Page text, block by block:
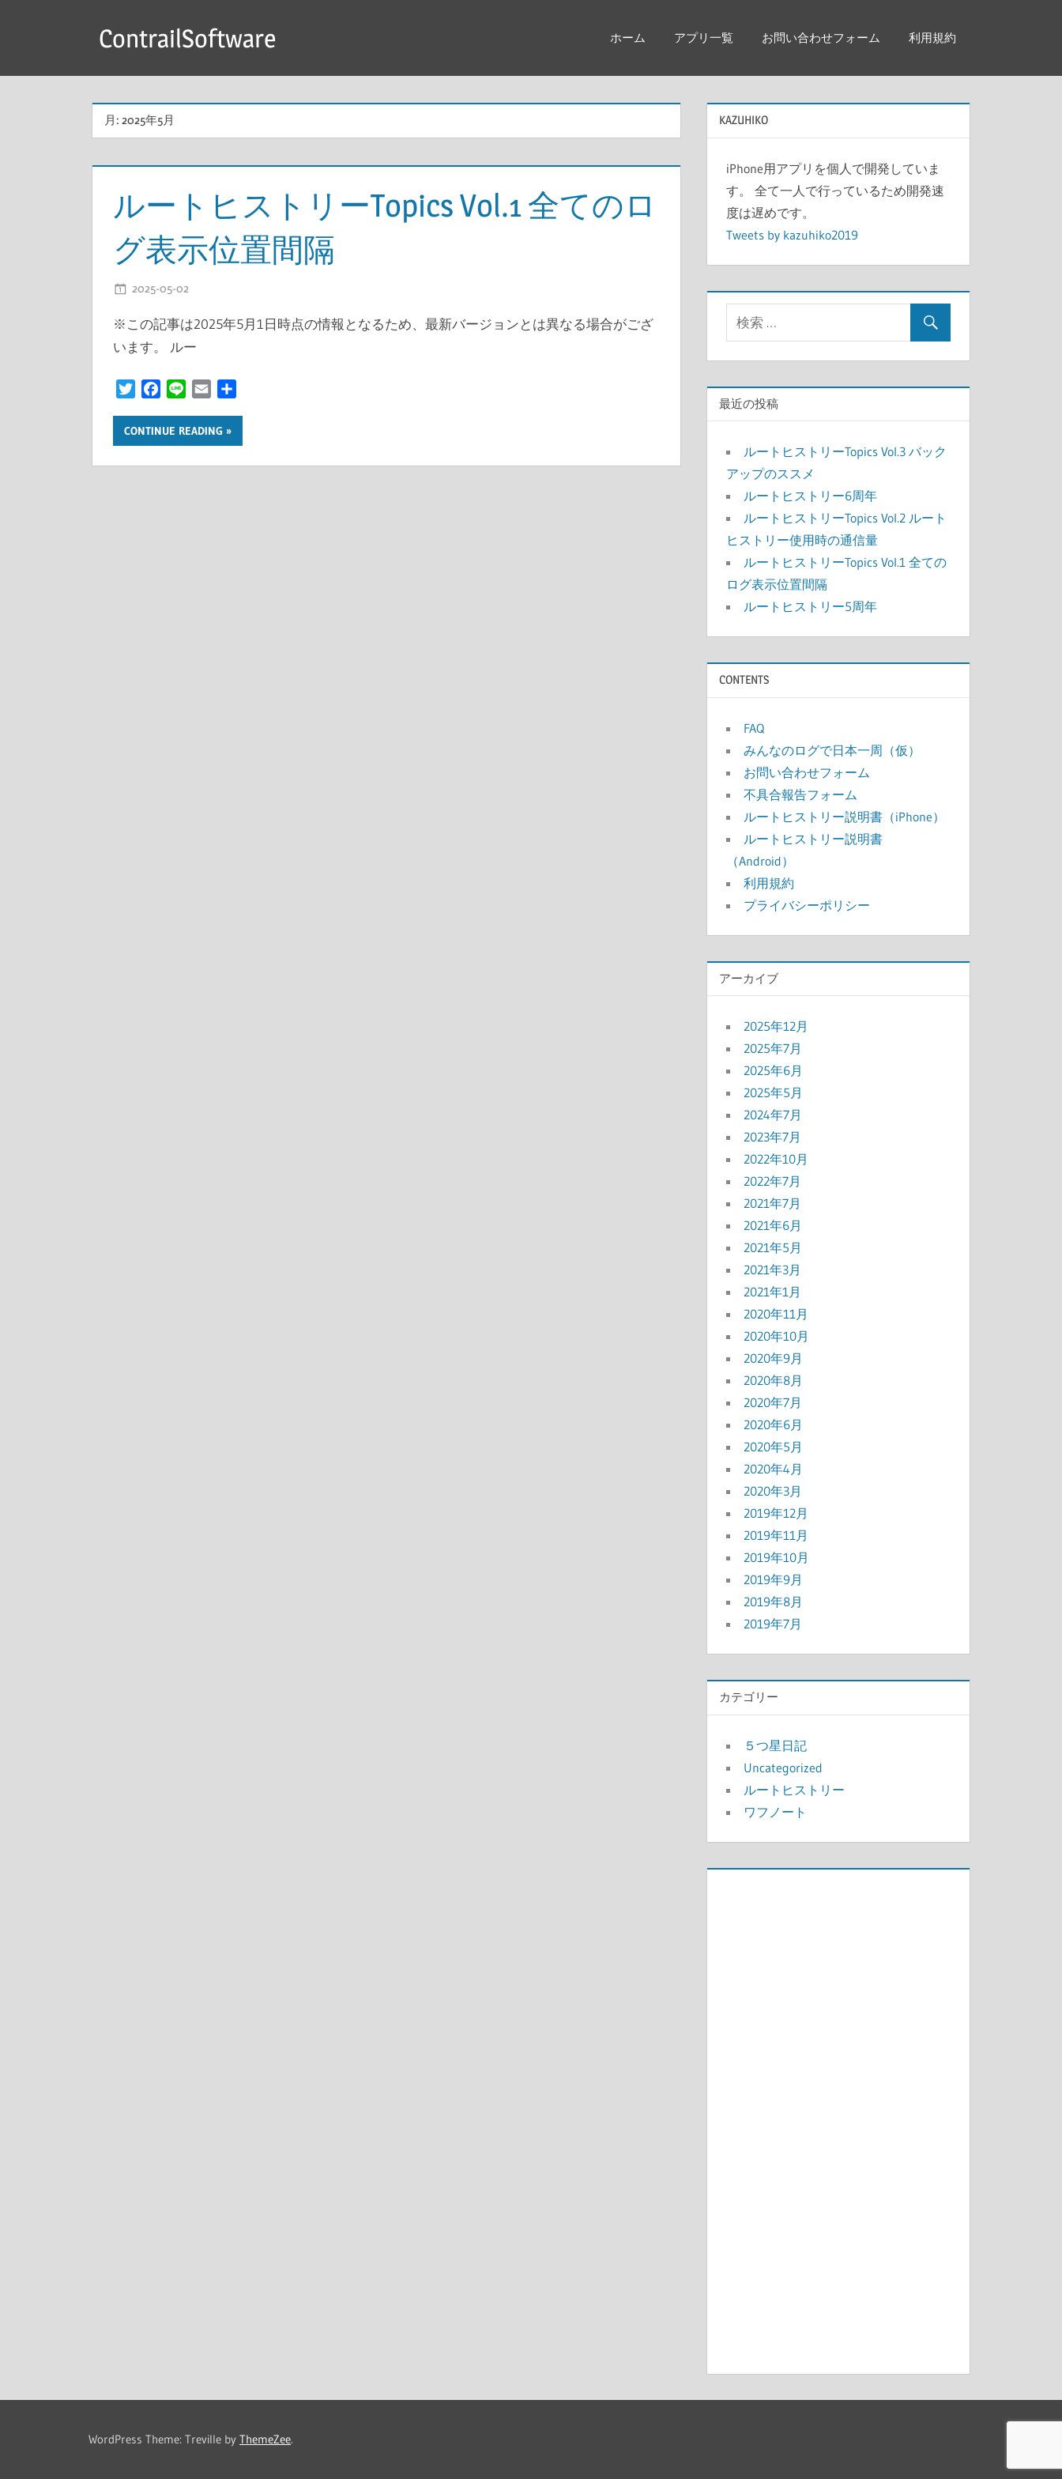
ン
ContrailSoftware ホーム アプリ一覧 お問い合わせフォーム 利用規約
月: 2025年5月
ルートヒストリーTopics Vol.1 全てのロ
グ表示位置間隔
2025-05-02
※この記事は2025年5月1日時点の情報となるため、最新バージョンとは異なる場合がござ
います。 ルー
TwitterFacebook
Line Email
CONTINUE READING
KAZUHIKO
iPhone用アプリを個人で開発していま
す。 全て一人で行っているため開発速
度は遅めです。
Tweets by kazuhiko2019
最近の投稿
ルートヒストリーTopics Vol.3 バック
アップのススメ
ルートヒストリー6周年
ルートヒストリーTopics Vol.2 ルート
ヒストリー使用時の通信量
ルートヒストリーTopics Vol.1 全ての
ログ表示位置間隔
ルートヒストリー5周年
CONTENTS
FAQ
みんなのログで日本一周（仮）
お問い合わせフォーム
不具合報告フォーム
ルートヒストリー説明書（iPhone）
ルートヒストリー説明書
（Android）
利用規約
プライバシーポリシー
アーカイブ
2025年12月
2025年7月
2025年6月
2025年5月
2024年7月
2023年7月
2022年10月
2022年7月
2021年7月
2021年6月
2021年5月
2021年3月
2021年1月
2020年11月
2020年10月
2020年9月
2020年8月
2020年7月
2020年6月
2020年5月
2020年4月
2020年3月
2019年12月
2019年11月
2019年10月
2019年9月
2019年8月
2019年7月
カテゴリー
５つ星日記
Uncategorized
ルートヒストリー
ワフノート
WordPress Theme: Treville by ThemeZee.